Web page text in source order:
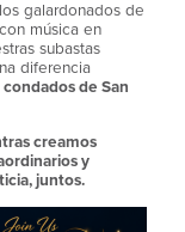
galardonados de
música en
subastas
diferencia
condados de San
creamos
y
juntos.